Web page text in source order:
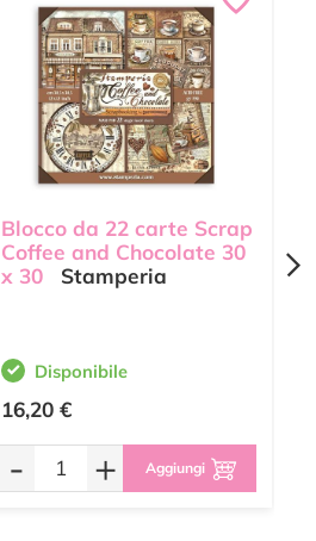
Blocco da 22 carte Scrap
Coffee and Chocolate 30
x 30
Stamperia
Disponibile
16,20 €
- + Aggiungi